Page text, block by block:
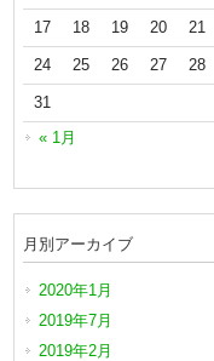
17 18 19 20 21
24 25 26 27 28
31
« 1月
月別アーカイブ
2020年1月
2019年7月
2019年2月